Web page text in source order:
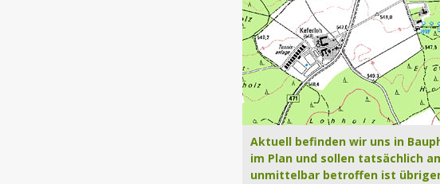
Aktuell befinden wir uns in
im Plan und sollen tatsächlich
unmittelbar betroffen ist